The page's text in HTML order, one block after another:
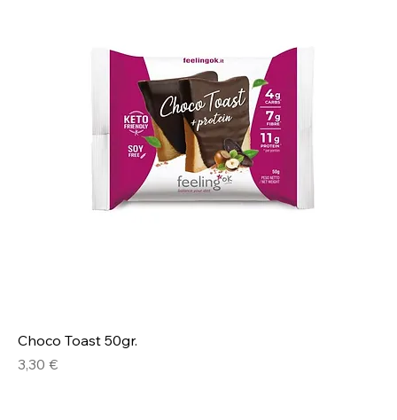
Choco Toast 50gr.
Prezzo
3,30 €